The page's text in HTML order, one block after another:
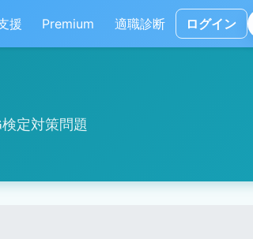
援 Premium 適職診断 ログイン
定対策問題